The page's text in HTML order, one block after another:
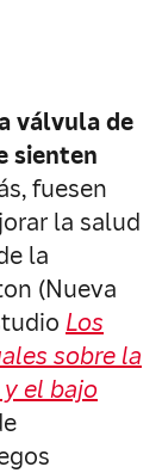
válvula de
sienten
fuesen
la salud
la
(Nueva
Los
sobre la
el bajo